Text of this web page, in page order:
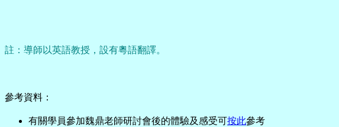
註：導師以英語教授，設有粵語翻譯。
參考資料：
有關學員參加魏鼎老師研討會後的體驗及感受可按此參考